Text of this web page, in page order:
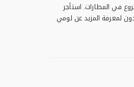
هي شركة رائدة في خدمات تأجير السيارات في المملكة العربية السعودية. إلى جانب فرع ابن خلدون، لدينا أكثر من 27 فرعًا في جميع أنحاء المملكة، منهم 10 فروع في المطارات. استأجر
فرع ابن خلدون لمعرفة المزيد عن لومي